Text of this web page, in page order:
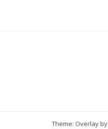
Theme: Overlay by